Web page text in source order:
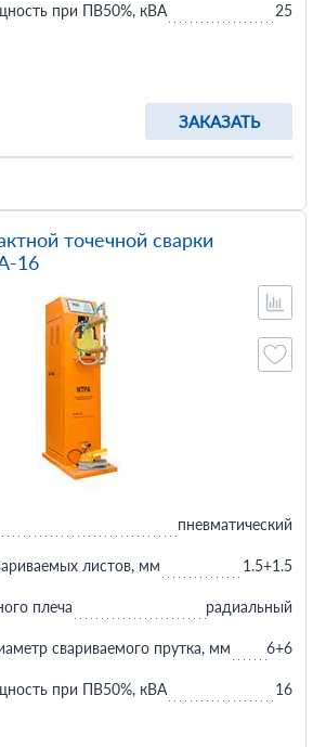
ЗАКАЗАТЬ
при ПВ50%, кВА 25
точечной сварки
16
пневматический
листов, мм 1.5+1.5
плеча радиальный
свариваемого прутка, мм 6+6
при ПВ50%, кВА 16